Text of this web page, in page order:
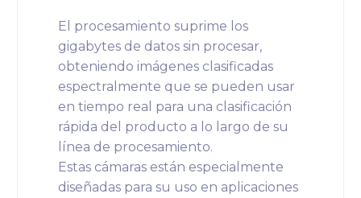
El procesamiento suprime los
gigabytes de datos sin procesar,
obteniendo imágenes clasificadas
espectralmente que se pueden usar
en tiempo real para una clasificación
rápida del producto a lo largo de su
línea de procesamiento.
Estas cámaras están especialmente
diseñadas para su uso en aplicaciones